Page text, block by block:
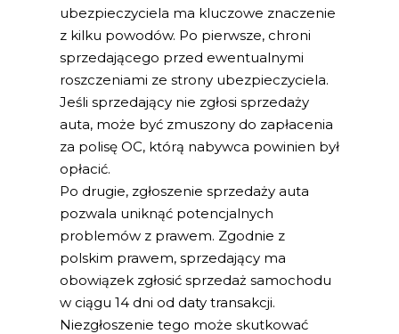
ubezpieczyciela ma kluczowe znaczenie
z kilku powodów. Po pierwsze, chroni
sprzedającego przed ewentualnymi
roszczeniami ze strony ubezpieczyciela.
Jeśli sprzedający nie zgłosi sprzedaży
auta, może być zmuszony do zapłacenia
za polisę OC, którą nabywca powinien był
opłacić.
Po drugie, zgłoszenie sprzedaży auta
pozwala uniknąć potencjalnych
problemów z prawem. Zgodnie z
polskim prawem, sprzedający ma
obowiązek zgłosić sprzedaż samochodu
w ciągu 14 dni od daty transakcji.
Niezgłoszenie tego może skutkować